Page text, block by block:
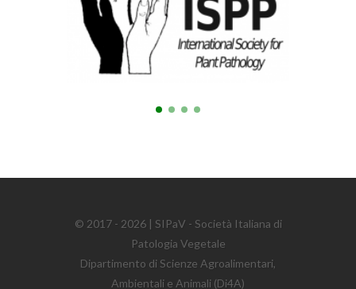
© 2017 - 2026 | SIPaV - Società Italiana di
Patologia Vegetale
Dipartimento di Scienze Agroalimentari,
Ambientali e Animali (Di4A)